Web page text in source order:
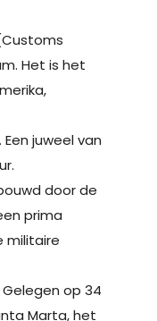
Het is het
juweel van
door de
prima
militaire
op 34
Marta, het